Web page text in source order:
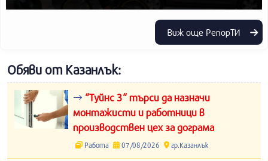
Виж още РепорТИ
Обяви от Казанлък:
“Туйнс 3“ търси да назначи
монтажисти и работници в
производствен цех за дограма
Работа 07/08/2026 гр.Казанлък